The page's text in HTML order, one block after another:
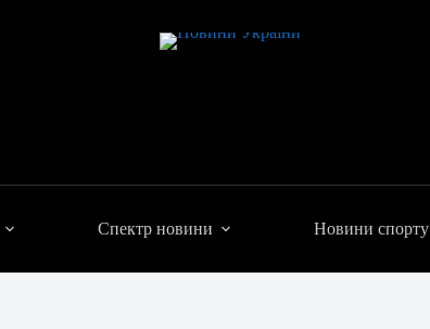
Спектр новини Новини спорту